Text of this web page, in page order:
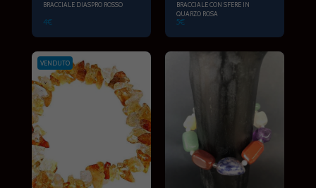
BRACCIALE DIASPRO ROSSO
4€
BRACCIALE CON SFERE IN
QUARZO ROSA
5€
VENDUTO